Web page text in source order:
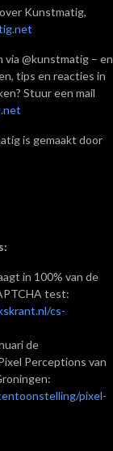
Kunstmatig,
via @kunstmatig – en
tips en reacties in
Stuur een mail
is gemaakt door
in 100% van de
test:
cs-
de
Perceptions van
pixel-